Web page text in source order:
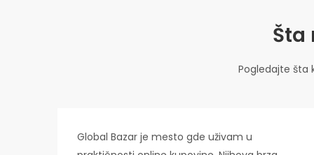
Šta
Pogledajte šta
Global Bazar je mesto gde uživam u